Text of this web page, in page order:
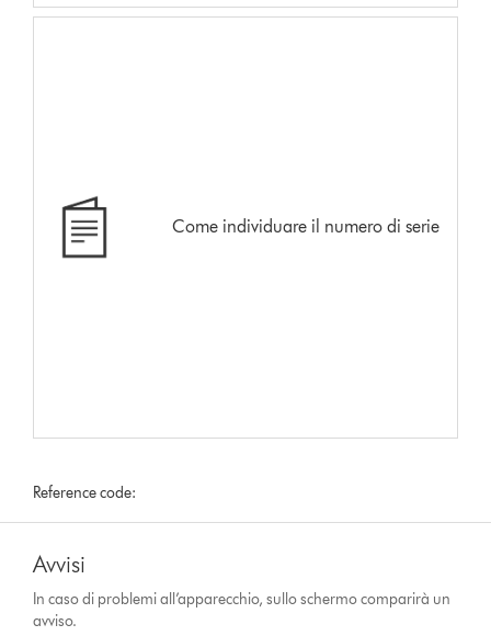
Come individuare il numero di serie
Reference code:
Avvisi
In caso di problemi all’apparecchio, sullo schermo comparirà un
avviso.